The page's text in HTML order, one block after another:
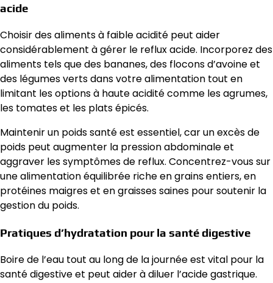
acide
Choisir des aliments à faible acidité peut aider
considérablement à gérer le reflux acide. Incorporez des
aliments tels que des bananes, des flocons d’avoine et
des légumes verts dans votre alimentation tout en
limitant les options à haute acidité comme les agrumes,
les tomates et les plats épicés.
Maintenir un poids santé est essentiel, car un excès de
poids peut augmenter la pression abdominale et
aggraver les symptômes de reflux. Concentrez-vous sur
une alimentation équilibrée riche en grains entiers, en
protéines maigres et en graisses saines pour soutenir la
gestion du poids.
Pratiques d’hydratation pour la santé digestive
Boire de l’eau tout au long de la journée est vital pour la
santé digestive et peut aider à diluer l’acide gastrique.